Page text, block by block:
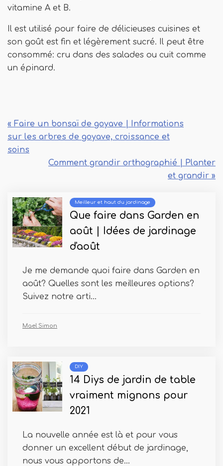
vitamine A et B.
Il est utilisé pour faire de délicieuses cuisines et
son goût est fin et légèrement sucré. Il peut être
consommé: cru dans des salades ou cuit comme
un épinard.
« Faire un bonsaï de goyave | Informations
sur les arbres de goyave, croissance et
soins
Comment grandir orthographié | Planter
et grandir »
Meilleur et haut du jardinage
Que faire dans Garden en
août | Idées de jardinage
d'août
Je me demande quoi faire dans Garden en
août? Quelles sont les meilleures options?
Suivez notre arti...
Mael Simon
DIY
14 Diys de jardin de table
vraiment mignons pour
2021
La nouvelle année est là et pour vous
donner un excellent début de jardinage,
nous vous apportons de...